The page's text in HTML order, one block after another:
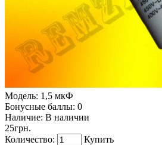
Модель: 1,5 мкФ
Бонусные баллы: 0
Наличие: В наличии
25грн.
Количество:
Купить